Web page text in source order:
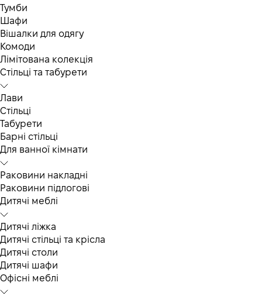
Тумби
Шафи
Вішалки для одягу
Комоди
Лімітована колекція
Стільці та табурети
Лави
Стільці
Табурети
Барні стільці
Для ванної кімнати
Раковини накладні
Раковини підлогові
Дитячі меблі
Дитячі ліжка
Дитячі стільці та крісла
Дитячі столи
Дитячі шафи
Офісні меблі